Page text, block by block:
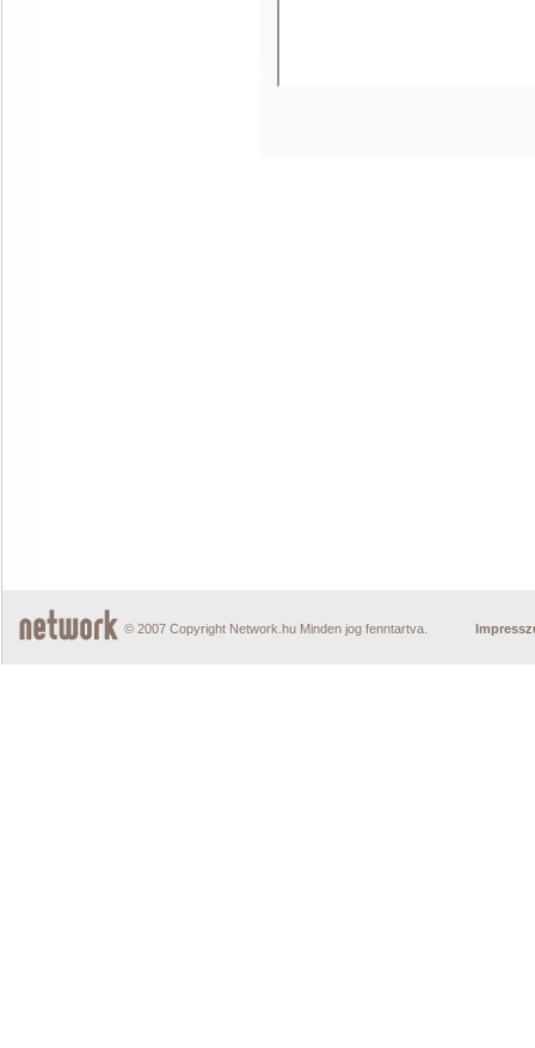
© 2007 Copyright Network.hu Minden jog fenntartva.